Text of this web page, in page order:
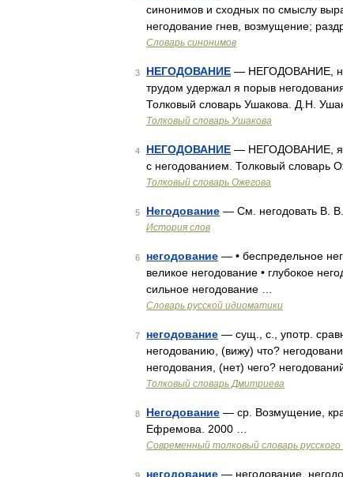
синонимов и сходных по смыслу
негодование гнев, возмущение;
Словарь синонимов
3 НЕГОДОВАНИЕ — НЕГОДОВАНИЕ,
трудом удержал я порыв
Толковый словарь Ушакова. Д.Н.
Толковый словарь Ушакова
4 НЕГОДОВАНИЕ — НЕГОДОВАНИЕ, я,
с негодованием. Толковый
Толковый словарь Ожегова
5 Негодование — См. негодовать В.
История слов
6 негодование — • беспредельное
великое негодование • глубокое
сильное негодование …
Словарь русской идиоматики
7 негодование — сущ., с., употр.
негодованию, (вижу) что?
негодования, (нет) чего?
Толковый словарь Дмитриева
8 Негодование — ср. Возмущение,
Ефремова. 2000 …
Современный толковый словарь
негодование — негодование,